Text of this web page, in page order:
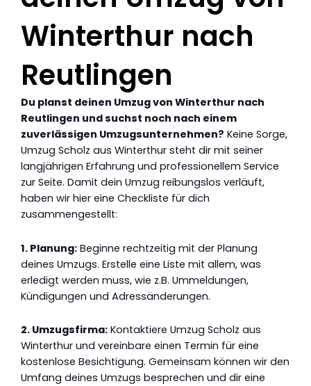
Winterthur nach
Reutlingen
Du planst deinen Umzug von Winterthur nach
Reutlingen und suchst noch nach einem
zuverlässigen Umzugsunternehmen? Keine Sorge,
Umzug Scholz aus Winterthur steht dir mit seiner
langjährigen Erfahrung und professionellem Service
zur Seite. Damit dein Umzug reibungslos verläuft,
haben wir hier eine Checkliste für dich
zusammengestellt:
1. Planung: Beginne rechtzeitig mit der Planung
deines Umzugs. Erstelle eine Liste mit allem, was
erledigt werden muss, wie z.B. Ummeldungen,
Kündigungen und Adressänderungen.
2. Umzugsfirma: Kontaktiere Umzug Scholz aus
Winterthur und vereinbare einen Termin für eine
kostenlose Besichtigung. Gemeinsam können wir den
Umfang deines Umzugs besprechen und dir eine